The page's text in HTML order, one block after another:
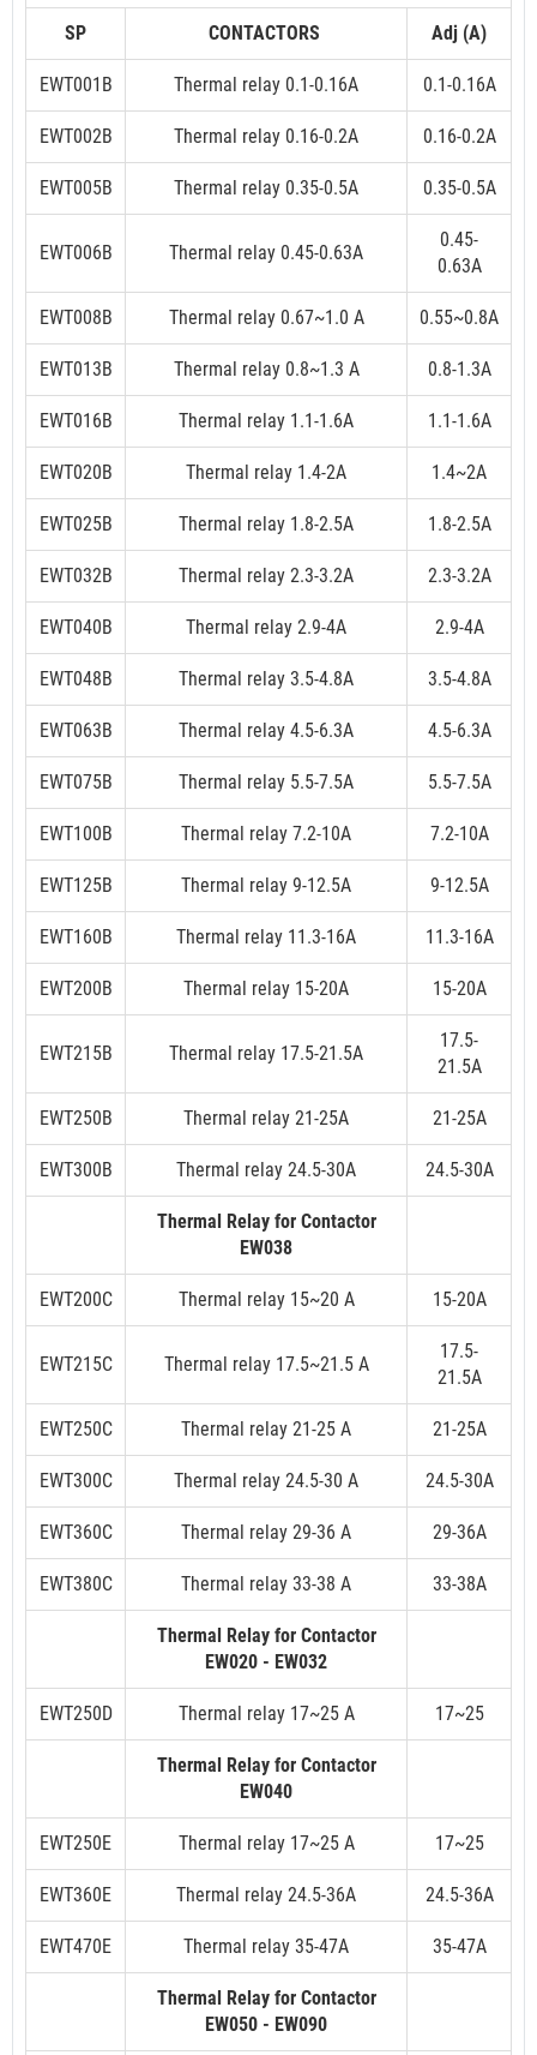
SP CONTACTORS Adj (A)
EWT001B Thermal relay 0.1-0.16A 0.1-0.16A
EWT002B Thermal relay 0.16-0.2A 0.16-0.2A
EWT005B Thermal relay 0.35-0.5A 0.35-0.5A
EWT006B Thermal relay 0.45-0.63A
0.45-
0.63A
EWT008B Thermal relay 0.67~1.0 A 0.55~0.8A
EWT013B Thermal relay 0.8~1.3 A 0.8-1.3A
EWT016B Thermal relay 1.1-1.6A 1.1-1.6A
EWT020B Thermal relay 1.4-2A 1.4~2A
EWT025B Thermal relay 1.8-2.5A 1.8-2.5A
EWT032B Thermal relay 2.3-3.2A 2.3-3.2A
EWT040B Thermal relay 2.9-4A 2.9-4A
EWT048B Thermal relay 3.5-4.8A 3.5-4.8A
EWT063B Thermal relay 4.5-6.3A 4.5-6.3A
EWT075B Thermal relay 5.5-7.5A 5.5-7.5A
EWT100B Thermal relay 7.2-10A 7.2-10A
EWT125B Thermal relay 9-12.5A 9-12.5A
EWT160B Thermal relay 11.3-16A 11.3-16A
EWT200B Thermal relay 15-20A 15-20A
EWT215B Thermal relay 17.5-21.5A
17.5-
21.5A
EWT250B Thermal relay 21-25A 21-25A
EWT300B Thermal relay 24.5-30A 24.5-30A
Thermal Relay for Contactor
EW038
EWT200C Thermal relay 15~20 A 15-20A
EWT215C Thermal relay 17.5~21.5 A
17.5-
21.5A
EWT250C Thermal relay 21-25 A 21-25A
EWT300C Thermal relay 24.5-30 A 24.5-30A
EWT360C Thermal relay 29-36 A 29-36A
EWT380C Thermal relay 33-38 A 33-38A
Thermal Relay for Contactor
EW020 - EW032
EWT250D Thermal relay 17~25 A 17~25
Thermal Relay for Contactor
EW040
EWT250E Thermal relay 17~25 A 17~25
EWT360E Thermal relay 24.5-36A 24.5-36A
EWT470E Thermal relay 35-47A 35-47A
Thermal Relay for Contactor
EW050 - EW090